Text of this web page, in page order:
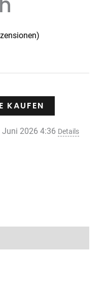
KAUFEN
2026 4:36 Details